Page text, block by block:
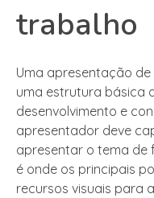
trabalho
Uma apresentação
uma estrutura básica
desenvolvimento e
apresentador deve
apresentar o tema de
é onde os principais
recursos visuais para